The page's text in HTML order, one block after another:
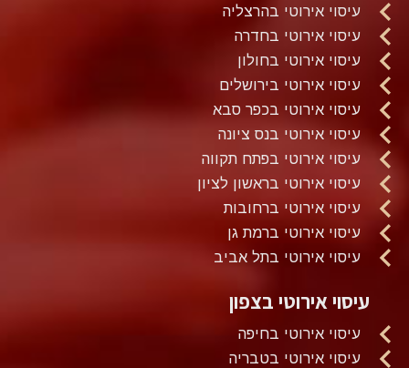
עיסוי אירוטי בהרצליה
עיסוי אירוטי בחדרה
עיסוי אירוטי בחולון
עיסוי אירוטי בירושלים
עיסוי אירוטי בכפר סבא
עיסוי אירוטי בנס ציונה
עיסוי אירוטי בפתח תקווה
עיסוי אירוטי בראשון לציון
עיסוי אירוטי ברחובות
עיסוי אירוטי ברמת גן
עיסוי אירוטי בתל אביב
עיסוי אירוטי בצפון
עיסוי אירוטי בחיפה
עיסוי אירוטי בטבריה